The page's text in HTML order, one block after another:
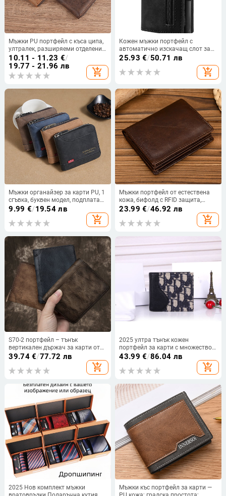
Мъжки PU портфейл с къса ципа,
ултралек, разширяеми отделения
за карти и монетник — Calo
Poetry
10.11 - 11.23 €/
19.77 - 21.96 лв
add_shopping_cart
Кожен мъжки портфейл с
автоматично изскачащ слот за
карти, RFID защита, ултра тънък,
25.93 €/50.71 лв
add_shopping_cart
Мъжки органайзер за карти PU, 1
сгъвка, буквен модел, подплата
от полиестер
9.99 €/19.54 лв
add_shopping_cart
Мъжки портфейл от естествена
кожа, бифолд с RFID защита,
монетник с цип, първи слой
23.99 €/46.92 лв
add_shopping_cart
S70-2 портфейл – тънък
вертикален държач за карти от
естествена телешка кожа,
едноцветен, с две сгъвания,
износоустойчив, за ежедневна
39.74€/77.72 лв
add_shopping_cart
2025 ултра тънък кожен
портфейл за карти с множество
слотове, буквен мотив,
компактен и стилен за мъже
43.99 €/86.04 лв
add_shopping_cart
2025 Нов комплект мъжки
Мъжки къс портфейл за карти —